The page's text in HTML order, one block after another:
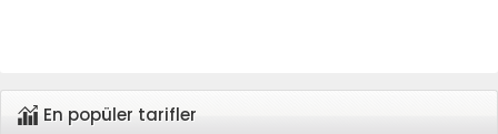
En popüler tarifler